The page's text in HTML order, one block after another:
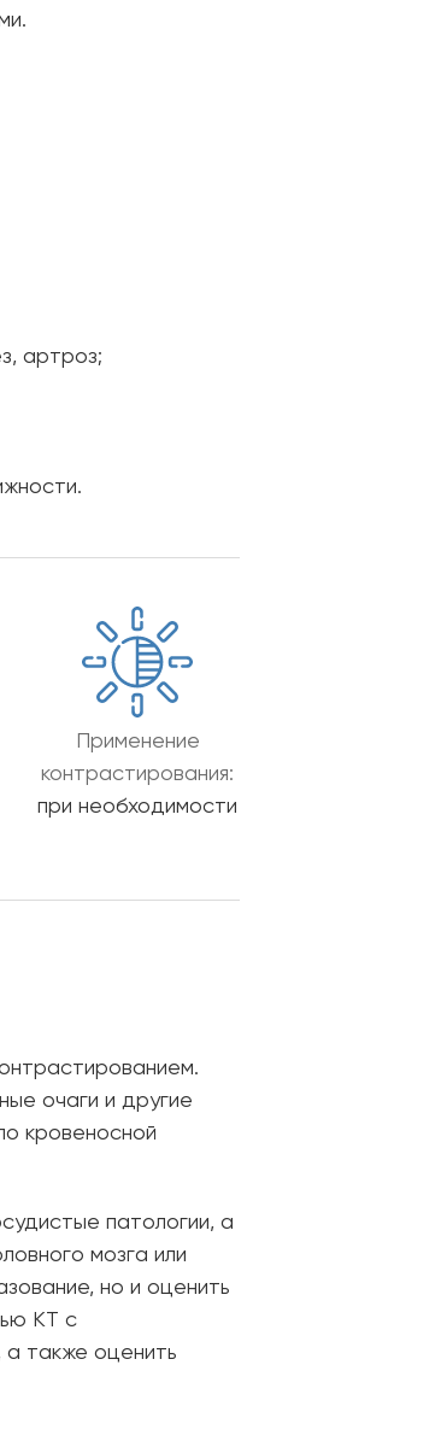
артроз;
Применение
контрастирования:
при необходимости
очаги и другие
кровеносной
патологии, а
мозга или
но и оценить
КТ с
а также оценить